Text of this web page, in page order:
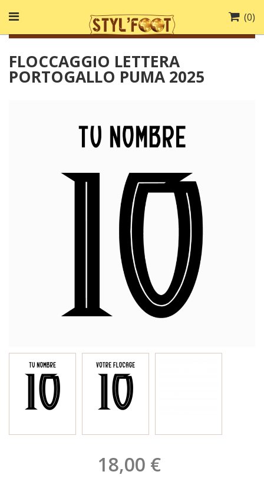
(0)
FLOCCAGGIO LETTERA
PORTOGALLO PUMA 2025
18,00 €